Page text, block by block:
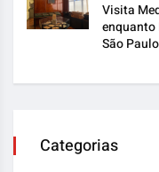
Visita
São Paulo
Categorias